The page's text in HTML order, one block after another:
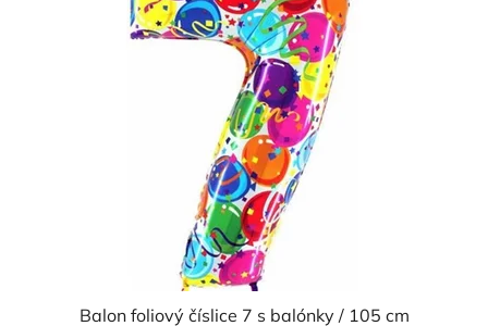
Balon foliový číslice 7 s balónky / 105 cm